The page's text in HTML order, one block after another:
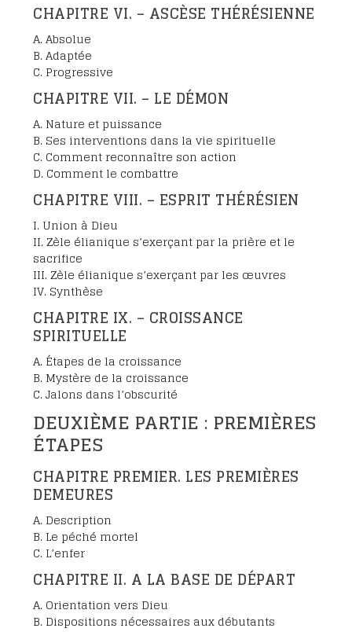
CHAPITRE VI. – ASCÈSE THÉRÉSIENNE
A. Absolue
B. Adaptée
C. Progressive
CHAPITRE VII. – LE DÉMON
A. Nature et puissance
B. Ses interventions dans la vie spirituelle
C. Comment reconnaître son action
D. Comment le combattre
CHAPITRE VIII. – ESPRIT THÉRÉSIEN
I. Union à Dieu
II. Zèle élianique s’exerçant par la prière et le
sacrifice
III. Zèle élianique s’exerçant par les œuvres
IV. Synthèse
CHAPITRE IX. – CROISSANCE
SPIRITUELLE
A. Étapes de la croissance
B. Mystère de la croissance
C. Jalons dans l’obscurité
DEUXIÈME PARTIE : PREMIÈRES
ÉTAPES
CHAPITRE PREMIER. LES PREMIÈRES
DEMEURES
A. Description
B. Le péché mortel
C. L’enfer
CHAPITRE II. A LA BASE DE DÉPART
A. Orientation vers Dieu
B. Dispositions nécessaires aux débutants